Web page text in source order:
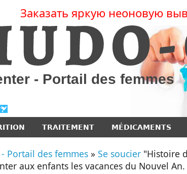
Заказать яркую неоновую
- Portail des femmes
TRAITEMENT MÉDICAMENTS
Portail des femmes » Se soucier "Histoire
aux enfants les vacances du Nouvel